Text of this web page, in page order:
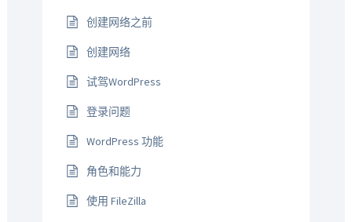
创建网络之前
创建网络
试驾WordPress
登录问题
WordPress 功能
角色和能力
使用 FileZilla